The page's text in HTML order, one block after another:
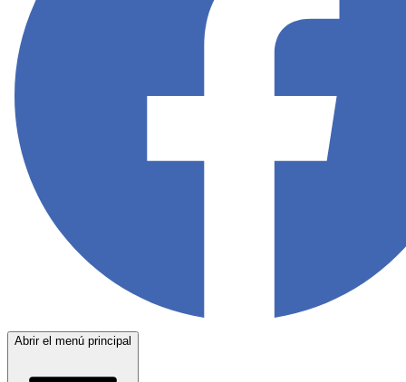
Abrir el menú principal